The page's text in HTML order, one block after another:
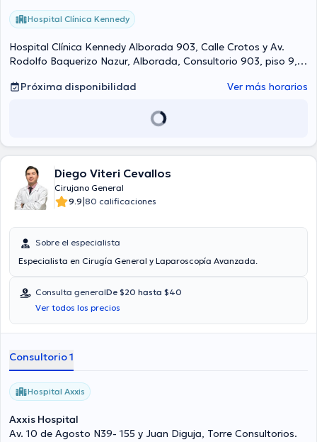
Hospital Clínica Kennedy
Hospital Clínica Kennedy Alborada 903, Calle Crotos y Av.
Rodolfo Baquerizo Nazur, Alborada, Consultorio 903, piso 9,
Próxima disponibilidad
Ver más horarios
Diego Viteri Cevallos
Cirujano General
9.9|80 calificaciones
Sobre el especialista
Especialista en Cirugía General y Laparoscopía Avanzada.
Consulta generalDe $20 hasta $40
Ver todos los precios
Consultorio 1
Hospital Axxis
Axxis Hospital
Av. 10 de Agosto N39- 155 y Juan Diguja, Torre Consultorios.